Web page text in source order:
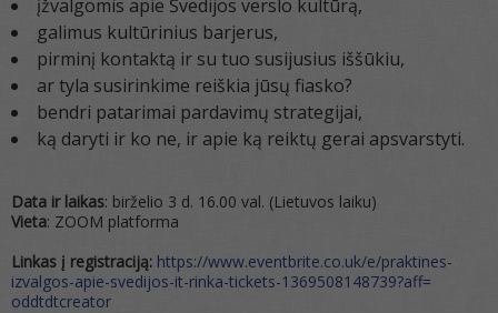
įžvalgomis apie Švedijos verslo kultūrą,
galimus kultūrinius barjerus,
pirminį kontaktą ir su tuo susijusius iššūkiu,
ar tyla susirinkime reiškia jūsų fiasko?
bendri patarimai pardavimų strategijai,
ką daryti ir ko ne, ir apie ką reiktų gerai apsvarstyti.
Data ir laikas: birželio 3 d. 16.00 val. (Lietuvos laiku)
Vieta: ZOOM platforma
Linkas į registraciją: https://www.eventbrite.co.uk/e/praktines-
izvalgos-apie-svedijos-it-rinka-tickets-1369508148739?aff=
oddtdtcreator